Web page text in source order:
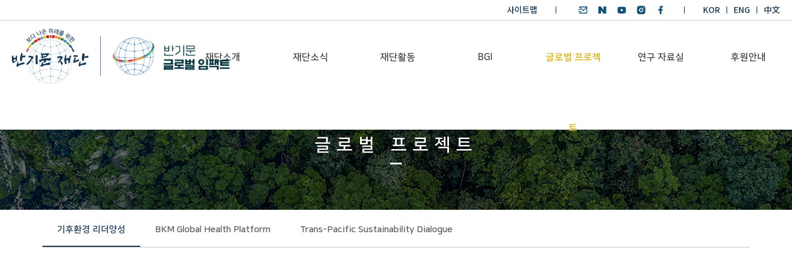
사이트맵 KOR ENG 中文
재단소개 재단소식 재단활동 BGI 글로벌 프로젝
트
연구 자료실 후원안내
비전&미션
정관/설립취지문
함께 하는 사람들
조직도
위치 및 연락처
재단일보 행사
갤러리
BKM
Global Health
Platform
Trans-Pacific
Sustainability
Dialogue
SDGs 영어 에세이
경시대회
기후환경 교재
기후환경리더
양성과정 수상작
기부금공시
글로벌 프로젝트
기후환경 리더양성 BKM Global Health Platform Trans-Pacific Sustainability Dialogue